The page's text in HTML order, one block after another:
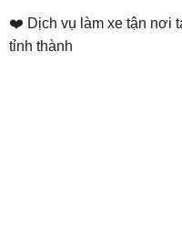
❤️ Dịch vụ làm xe tận nơi
tỉnh thành